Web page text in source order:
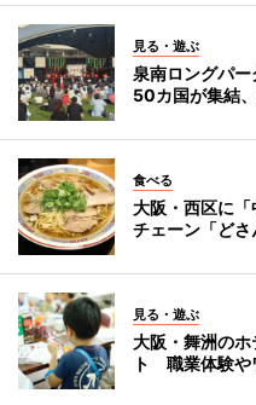
見る・遊ぶ
泉南ロングパ
50カ国が集結
食べる
大阪・西区に
チェーン「ど
見る・遊ぶ
大阪・舞洲の
ト 職業体験や